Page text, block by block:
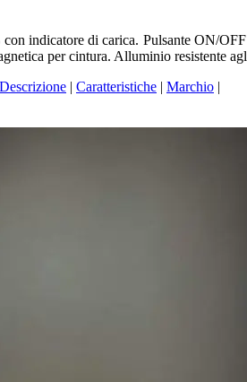
indicatore di carica. Pulsante ON/
per cintura. Alluminio resistente
Descrizione | Caratteristiche | Marchio |